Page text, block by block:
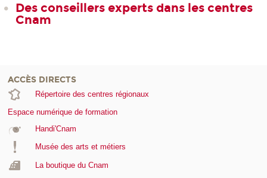
Des conseillers experts dans les centres
Cnam
ACCÈS DIRECTS
Répertoire des centres régionaux
Espace numérique de formation
Handi'Cnam
Musée des arts et métiers
La boutique du Cnam